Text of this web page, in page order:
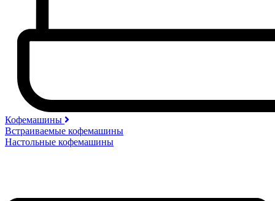
Кофемашины
Встраиваемые кофемашины
Настольные кофемашины